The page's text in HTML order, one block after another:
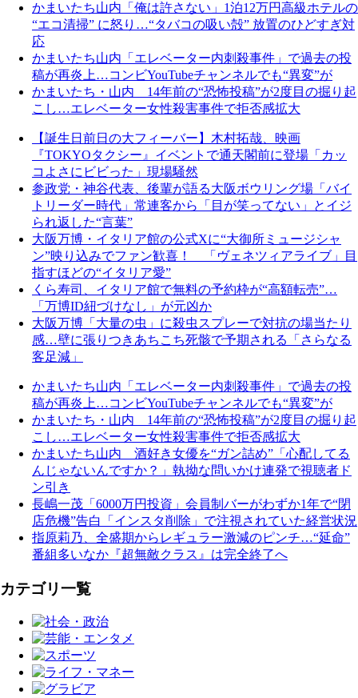
かまいたち山内「俺は許さない」1泊12万円高級ホテルの
“エコ清掃” に怒り…“タバコの吸い殻” 放置のひどすぎ対
応
かまいたち山内「エレベーター内刺殺事件」で過去の投
稿が再炎上…コンビYouTubeチャンネルでも“異変”が
かまいたち・山内 14年前の“恐怖投稿”が2度目の掘り起
こし…エレベーター女性殺害事件で拒否感拡大
【誕生日前日の大フィーバー】木村拓哉、映画
『TOKYOタクシー』イベントで通天閣前に登場「カッ
コよさにビビった」現場騒然
参政党・神谷代表、後輩が語る大阪ボウリング場「バイ
トリーダー時代」常連客から「目が笑ってない」とイジ
られ返した“言葉”
大阪万博・イタリア館の公式Xに“大御所ミュージシャ
ン”映り込みでファン歓喜！ 「ヴェネツィアライブ」目
指すほどの“イタリア愛”
くら寿司、イタリア館で無料の予約枠が“高額転売”…
「万博ID紐づけなし」が元凶か
大阪万博「大量の虫」に殺虫スプレーで対抗の場当たり
感…壁に張りつきあちこち死骸で予期される「さらなる
客足減」
かまいたち山内「エレベーター内刺殺事件」で過去の投
稿が再炎上…コンビYouTubeチャンネルでも“異変”が
かまいたち・山内 14年前の“恐怖投稿”が2度目の掘り起
こし…エレベーター女性殺害事件で拒否感拡大
かまいたち山内 酒好き女優を“ガン詰め”「心配してる
んじゃないんですか？」執拗な問いかけ連発で視聴者ド
ン引き
長嶋一茂「6000万円投資」会員制バーがわずか1年で“閉
店危機”告白「インスタ削除」で注視されていた経営状況
指原莉乃、全盛期からレギュラー激減のピンチ…“延命”
番組多いなか『超無敵クラス』は完全終了へ
カテゴリ一覧